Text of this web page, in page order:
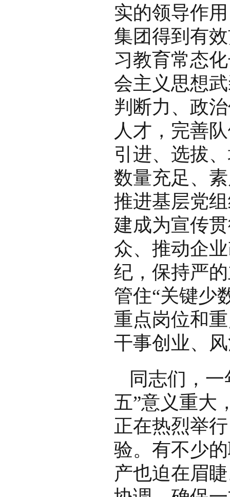
实的领导作
集团得到有
习教育常态
会主义思想
判断力、政
人才，完善
引进、选拔
数量充足、
推进基层党
建成为宣传
众、推动企
纪，保持严
管住“关键少
重点岗位和
干事创业、
同志们，
五”意义重大
正在热烈举
验。有不少
产也迫在眉